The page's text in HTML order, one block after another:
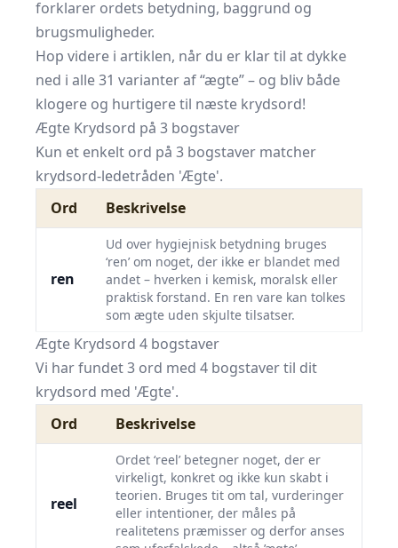
forklarer ordets betydning, baggrund og
brugsmuligheder.
Hop videre i artiklen, når du er klar til at dykke
ned i alle 31 varianter af “ægte” – og bliv både
klogere og hurtigere til næste krydsord!
Ægte Krydsord på 3 bogstaver
Kun et enkelt ord på 3 bogstaver matcher
krydsord-ledetråden 'Ægte'.
Ord
Beskrivelse
ren
Ud over hygiejnisk betydning bruges
‘ren’ om noget, der ikke er blandet med
andet – hverken i kemisk, moralsk eller
praktisk forstand. En ren vare kan tolkes
som ægte uden skjulte tilsatser.
Ægte Krydsord 4 bogstaver
Vi har fundet 3 ord med 4 bogstaver til dit
krydsord med 'Ægte'.
Ord
Beskrivelse
reel
Ordet ‘reel’ betegner noget, der er
virkeligt, konkret og ikke kun skabt i
teorien. Bruges tit om tal, vurderinger
eller intentioner, der måles på
realitetens præmisser og derfor anses